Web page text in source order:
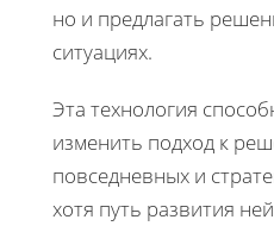
но и предлагать
ситуациях.
Эта технология
изменить подход к
повседневных и
хотя путь развития